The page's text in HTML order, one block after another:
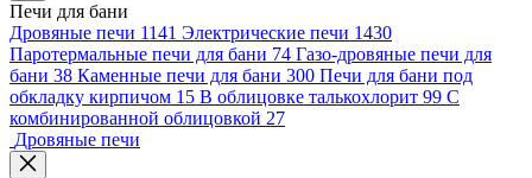
Печи для бани
Дровяные печи 1141 Электрические печи 1430
Паротермальные печи для бани 74 Газо-дровяные печи для
бани 38 Каменные печи для бани 300 Печи для бани под
обкладку кирпичом 15 В облицовке талькохлорит 99 С
комбинированной облицовкой 27
Дровяные печи